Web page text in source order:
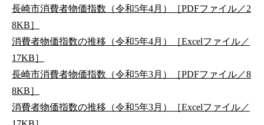
長崎市消費者物価指数（令和5年4月）［PDFファイル／2
8KB］
消費者物価指数の推移（令和5年4月）［Excelファイル／
17KB］
長崎市消費者物価指数（令和5年3月）［PDFファイル／8
8KB］
消費者物価指数の推移（令和5年3月）［Excelファイル／